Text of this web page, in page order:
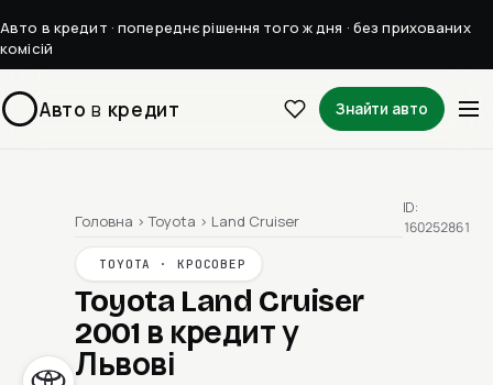
Авто в кредит · попереднє рішення того ж дня · без прихованих
комісій
Авто в кредит Знайти авто
Головна › Toyota › Land Cruiser
TOYOTA · КРОСОВЕР
Toyota Land Cruiser
2001 в кредит у
Львові
ID:
160252861